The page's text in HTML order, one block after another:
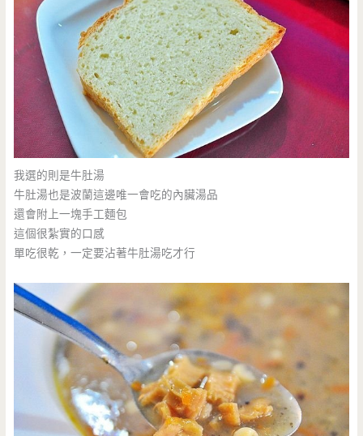
我選的則是牛肚湯
牛肚湯也是波蘭這邊唯一會吃的內臟湯品
還會附上一塊手工麵包
這個很紮實的口感
單吃很乾，一定要沾著牛肚湯吃才行